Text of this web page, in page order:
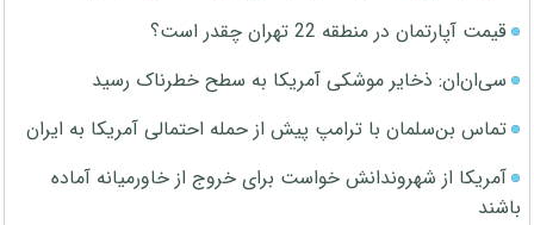
قیمت آپارتمان در منطقه 22 تهران چقدر است؟
سی‌ان‌ان: ذخایر موشکی آمریکا به سطح خطرناک رسید
تماس بن‌سلمان با ترامپ پیش از حمله احتمالی آمریکا به ایران
آمریکا از شهروندانش خواست برای خروج از خاورمیانه آماده
باشند